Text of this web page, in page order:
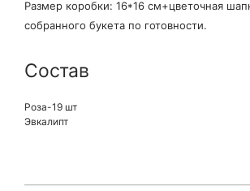
Размер коробки: 16*16 см+цветочная
собранного букета по готовности.
Состав
Роза-19 шт
Эвкалипт